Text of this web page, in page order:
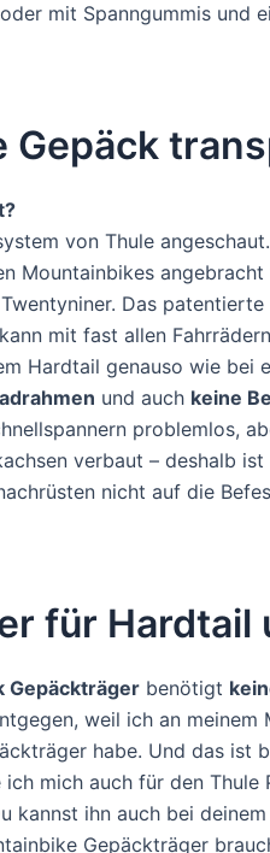
mit Spanngummis und
Gepäck
von Thule
Mountainbikes angebracht
Das patentierte
mit fast allen
Hardtail genauso wie bei
und auch keine
problemlos,
verbaut – deshalb
nicht auf die
für Hardtail
Gepäckträger benötigt
weil ich an meinem
habe. Und das ist
mich auch für den Thule
kannst ihn auch bei
Gepäckträger